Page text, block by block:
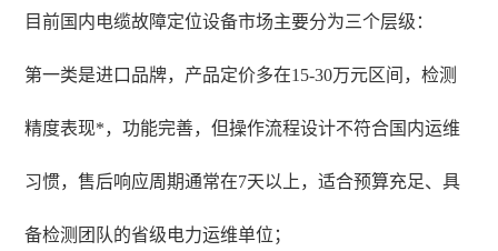
目前国内电缆故障定位设备市场主要分为三个层级：
第一类是进口品牌，产品定价多在15-30万元区间，检测
精度表现*，功能完善，但操作流程设计不符合国内运维
习惯，售后响应周期通常在7天以上，适合预算充足、具
备检测团队的省级电力运维单位；